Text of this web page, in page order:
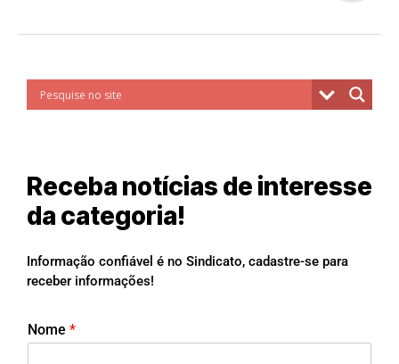
Receba notícias de interesse
da categoria!
Informação confiável é no Sindicato, cadastre-se para
receber informações!
Nome *